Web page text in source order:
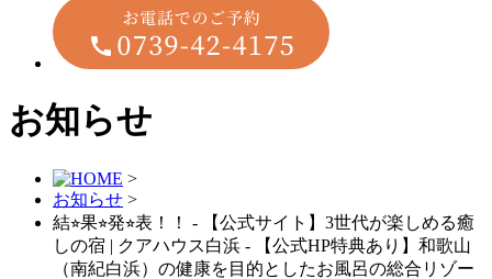
お知らせ
>
お知らせ >
結⭐︎果⭐︎発⭐︎表！！ - 【公式サイト】3世代が楽しめる癒
しの宿 | クアハウス白浜 - 【公式HP特典あり】和歌山
（南紀白浜）の健康を⽬的としたお⾵呂の総合リゾー